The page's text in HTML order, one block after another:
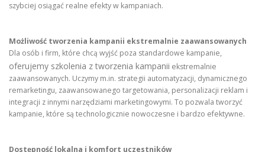
szybciej osiągać realne efekty w kampaniach.
Możliwość tworzenia kampanii ekstremalnie zaawansowanych
Dla osób i firm, które chcą wyjść poza standardowe kampanie,
oferujemy szkolenia z tworzenia kampanii ekstremalnie
zaawansowanych. Uczymy m.in. strategii automatyzacji, dynamicznego
remarketingu, zaawansowanego targetowania, personalizacji reklam i
integracji z innymi narzędziami marketingowymi. To pozwala tworzyć
kampanie, które są technologicznie nowoczesne i bardzo efektywne.
Dostępność lokalna i komfort uczestników